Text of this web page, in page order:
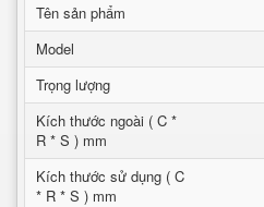
Tên sản phẩm
Model
Trọng lượng
Kích thước ngoài ( C *
R * S ) mm
Kích thước sử dụng ( C
* R * S ) mm